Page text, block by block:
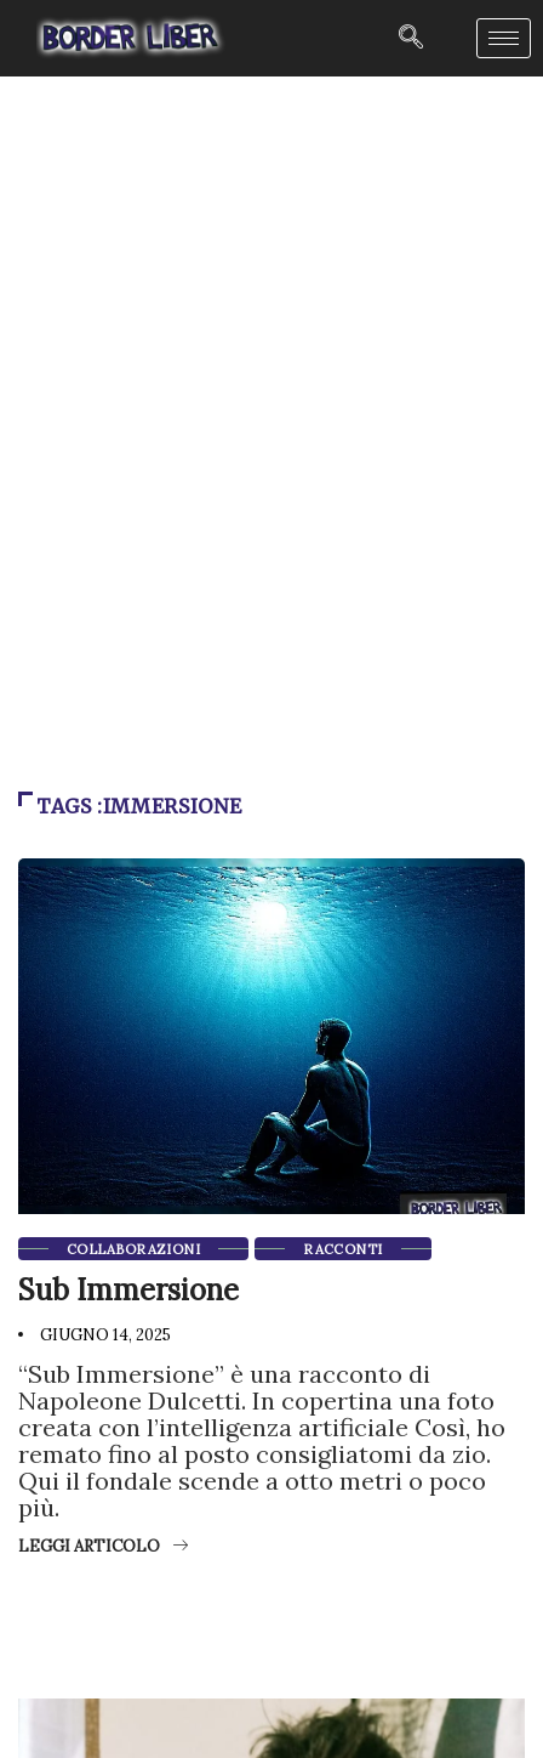
TAGS :IMMERSIONE
COLLABORAZIONI RACCONTI
Sub Immersione
GIUGNO 14, 2025
“Sub Immersione” è una racconto di
Napoleone Dulcetti. In copertina una foto
creata con l’intelligenza artificiale Così, ho
remato fino al posto consigliatomi da zio.
Qui il fondale scende a otto metri o poco
più.
LEGGI ARTICOLO